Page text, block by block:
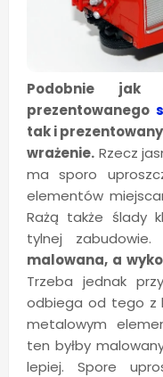
Podobnie jak
prezentowanego
tak i
wrażenie.Rzecz
ma sporo
elementów
Rażą także ślady
tylnej zabudowie.
malowana, a
Trzeba jednak
odbiega od tego z
metalowym
ten byłby
lepiej. Spore